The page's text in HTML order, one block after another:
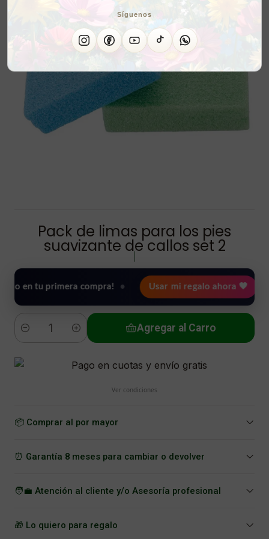
Síguenos
Pack de limas para los pies
suavizante de callos set 2
tu primera compra! • Usar mi regalo ahora 🖤 🎉
Cantidad
Agregar al Carro
Ver condiciones
📦 Comprar al por mayor
⏰ Garantía 8 meses para cambiar o devolver
🧑‍💼 Atención al cliente y/o Asesoría profesional
🎁 Lo quiero para regalo